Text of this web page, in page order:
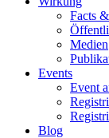
Facts
Medien
Events
Event
Blog